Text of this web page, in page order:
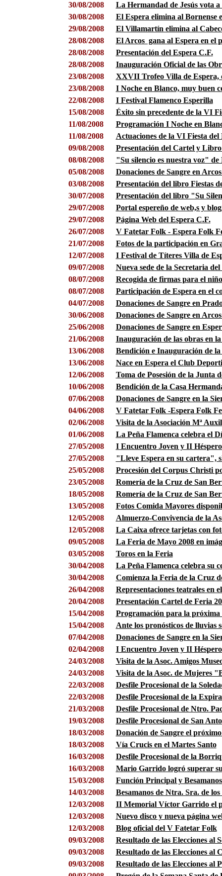
30/08/2008
La Hermandad de Jesús vota
30/08/2008
El Espera elimina al Bornense
29/08/2008
El Villamartín elimina al
28/08/2008
El Arcos gana al Espera en el
28/08/2008
Presentación del Espera C.F.
28/08/2008
Inauguración Oficial de las
23/08/2008
XXVII Trofeo Villa de Espera,
23/08/2008
I Noche en Blanco, muy buen
22/08/2008
I Festival Flamenco Esperilla
15/08/2008
Éxito sin precedente de la VI
11/08/2008
Programación I Noche en
11/08/2008
Actuaciones de la VI Fiesta
09/08/2008
Presentación del Cartel y
08/08/2008
"Su silencio es nuestra voz"
05/08/2008
Donaciones de Sangre en
03/08/2008
Presentación del libro Fiestas
30/07/2008
Presentación del libro "Su
29/07/2008
Portal espereño de web,s y
29/07/2008
Página Web del Espera C.F.
26/07/2008
V Fatetar Folk - Espera Folk
21/07/2008
Fotos de la participación en
12/07/2008
I Festival de Títeres Villa de
09/07/2008
Nueva sede de la Secretaria
08/07/2008
Recogida de firmas para el
08/07/2008
Participación de Espera en el
04/07/2008
Donaciones de Sangre en
30/06/2008
Donaciones de Sangre en
25/06/2008
Donaciones de Sangre en
21/06/2008
Inauguración de las obras en
13/06/2008
Bendición e Inauguración de
13/06/2008
Nace en Espera el Club
12/06/2008
Toma de Posesión de la Junta
10/06/2008
Bendición de la Casa
07/06/2008
Donaciones de Sangre en la
04/06/2008
V Fatetar Folk -Espera Folk
02/06/2008
Visita de la Asociación Mª
01/06/2008
La Peña Flamenca celebra el
27/05/2008
I Encuentro Joven y II
27/05/2008
"Lleve Espera en su cartera",
25/05/2008
Procesión del Corpus Christi
23/05/2008
Romería de la Cruz de San
18/05/2008
Romería de la Cruz de San
13/05/2008
Fotos Comida Mayores
12/05/2008
Almuerzo-Convivencia de la
12/05/2008
La Caixa ofrece tarjetas con
09/05/2008
La Feria de Mayo 2008 en
03/05/2008
Toros en la Feria
30/04/2008
La Peña Flamenca celebra su
30/04/2008
Comienza la Feria de la Cruz
26/04/2008
Representaciones teatrales en
20/04/2008
Presentación Cartel de Feria
15/04/2008
Programación para la
15/04/2008
Ante los pronósticos de lluvias
07/04/2008
Donaciones de Sangre en la
02/04/2008
I Encuentro Joven y II
24/03/2008
Visita de la Asoc. Amigos
24/03/2008
Visita de la Asoc. de Mujeres
22/03/2008
Desfile Procesional de la
22/03/2008
Desfile Procesional de la
21/03/2008
Desfile Procesional de Ntro.
19/03/2008
Desfile Procesional de San
18/03/2008
Donación de Sangre el
18/03/2008
Vía Crucis en el Martes Santo
16/03/2008
Desfile Procesional de la
16/03/2008
Mario Garrido logró superar
15/03/2008
Función Principal y
14/03/2008
Besamanos de Ntra. Sra. de
12/03/2008
II Memorial Víctor Garrido el
12/03/2008
Nuevo disco y nueva página
12/03/2008
Blog oficial del V Fatetar Folk
09/03/2008
Resultado de las Elecciones al
09/03/2008
Resultado de las Elecciones al
09/03/2008
Resultado de las Elecciones al